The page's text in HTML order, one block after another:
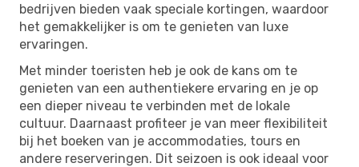
bedrijven bieden vaak speciale kortingen, waardoor
het gemakkelijker is om te genieten van luxe
ervaringen.
Met minder toeristen heb je ook de kans om te
genieten van een authentiekere ervaring en je op
een dieper niveau te verbinden met de lokale
cultuur. Daarnaast profiteer je van meer flexibiliteit
bij het boeken van je accommodaties, tours en
andere reserveringen. Dit seizoen is ook ideaal voor